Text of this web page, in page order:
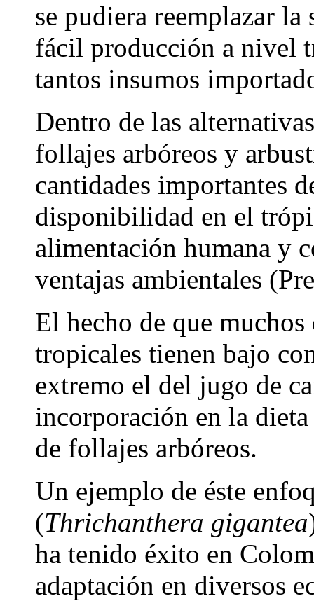
se pudiera reemplazar
fácil producción a nivel
tantos insumos
Dentro de las
follajes arbóreos y
cantidades importantes
disponibilidad en el
alimentación humana y
ventajas ambientales
El hecho de que
tropicales tienen bajo
extremo el del jugo de
incorporación en la
de follajes arbóreos.
Un ejemplo de éste
(Thrichanthera gigantea
ha tenido éxito en
adaptación en diversos